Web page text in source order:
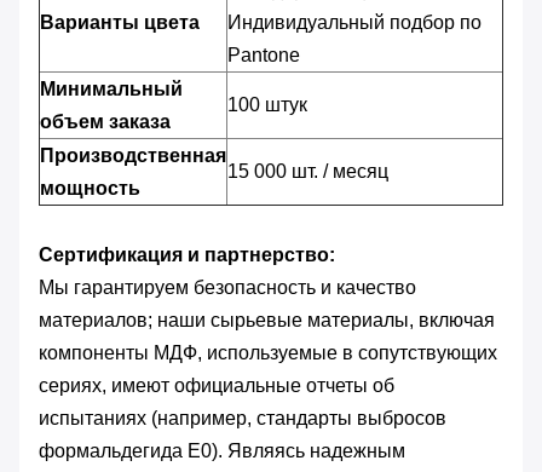
Варианты цвета
Индивидуальный подбор по
Pantone
Минимальный
объем заказа
100 штук
Производственная
мощность
15 000 шт. / месяц
Сертификация и партнерство:
Мы гарантируем безопасность и качество
материалов; наши сырьевые материалы, включая
компоненты МДФ, используемые в сопутствующих
сериях, имеют официальные отчеты об
испытаниях (например, стандарты выбросов
формальдегида E0). Являясь надежным